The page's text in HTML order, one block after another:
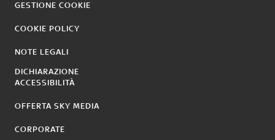
GESTIONE COOKIE
COOKIE POLICY
NOTE LEGALI
DICHIARAZIONE
ACCESSIBILITÀ
OFFERTA SKY MEDIA
CORPORATE